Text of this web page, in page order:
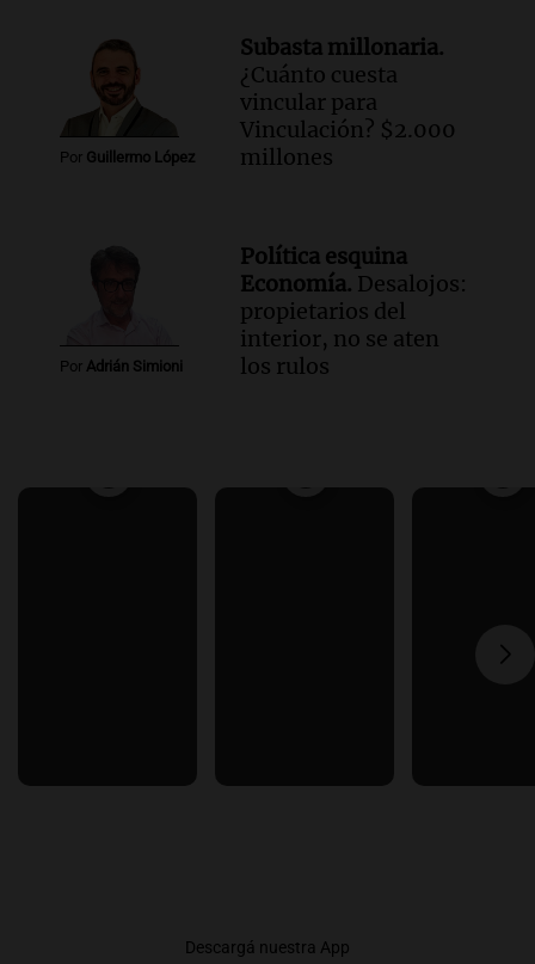
Por Guillermo López
Subasta millonaria.
¿Cuánto cuesta
vincular para
Vinculación? $2.000
millones
Por Adrián Simioni
Política esquina
Economía. Desalojos:
propietarios del
interior, no se aten
los rulos
Descargá nuestra App